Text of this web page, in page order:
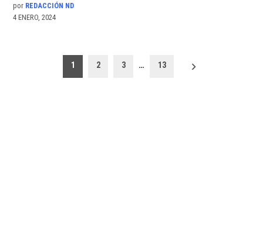
por REDACCIÓN ND
4 ENERO, 2024
Paginación
1 2 3 … 13